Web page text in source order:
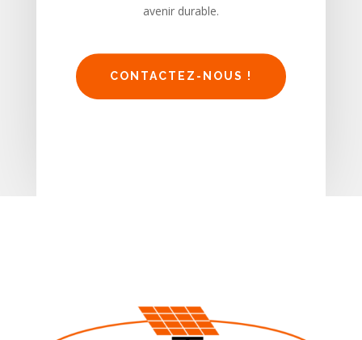
avenir durable.
CONTACTEZ-NOUS !